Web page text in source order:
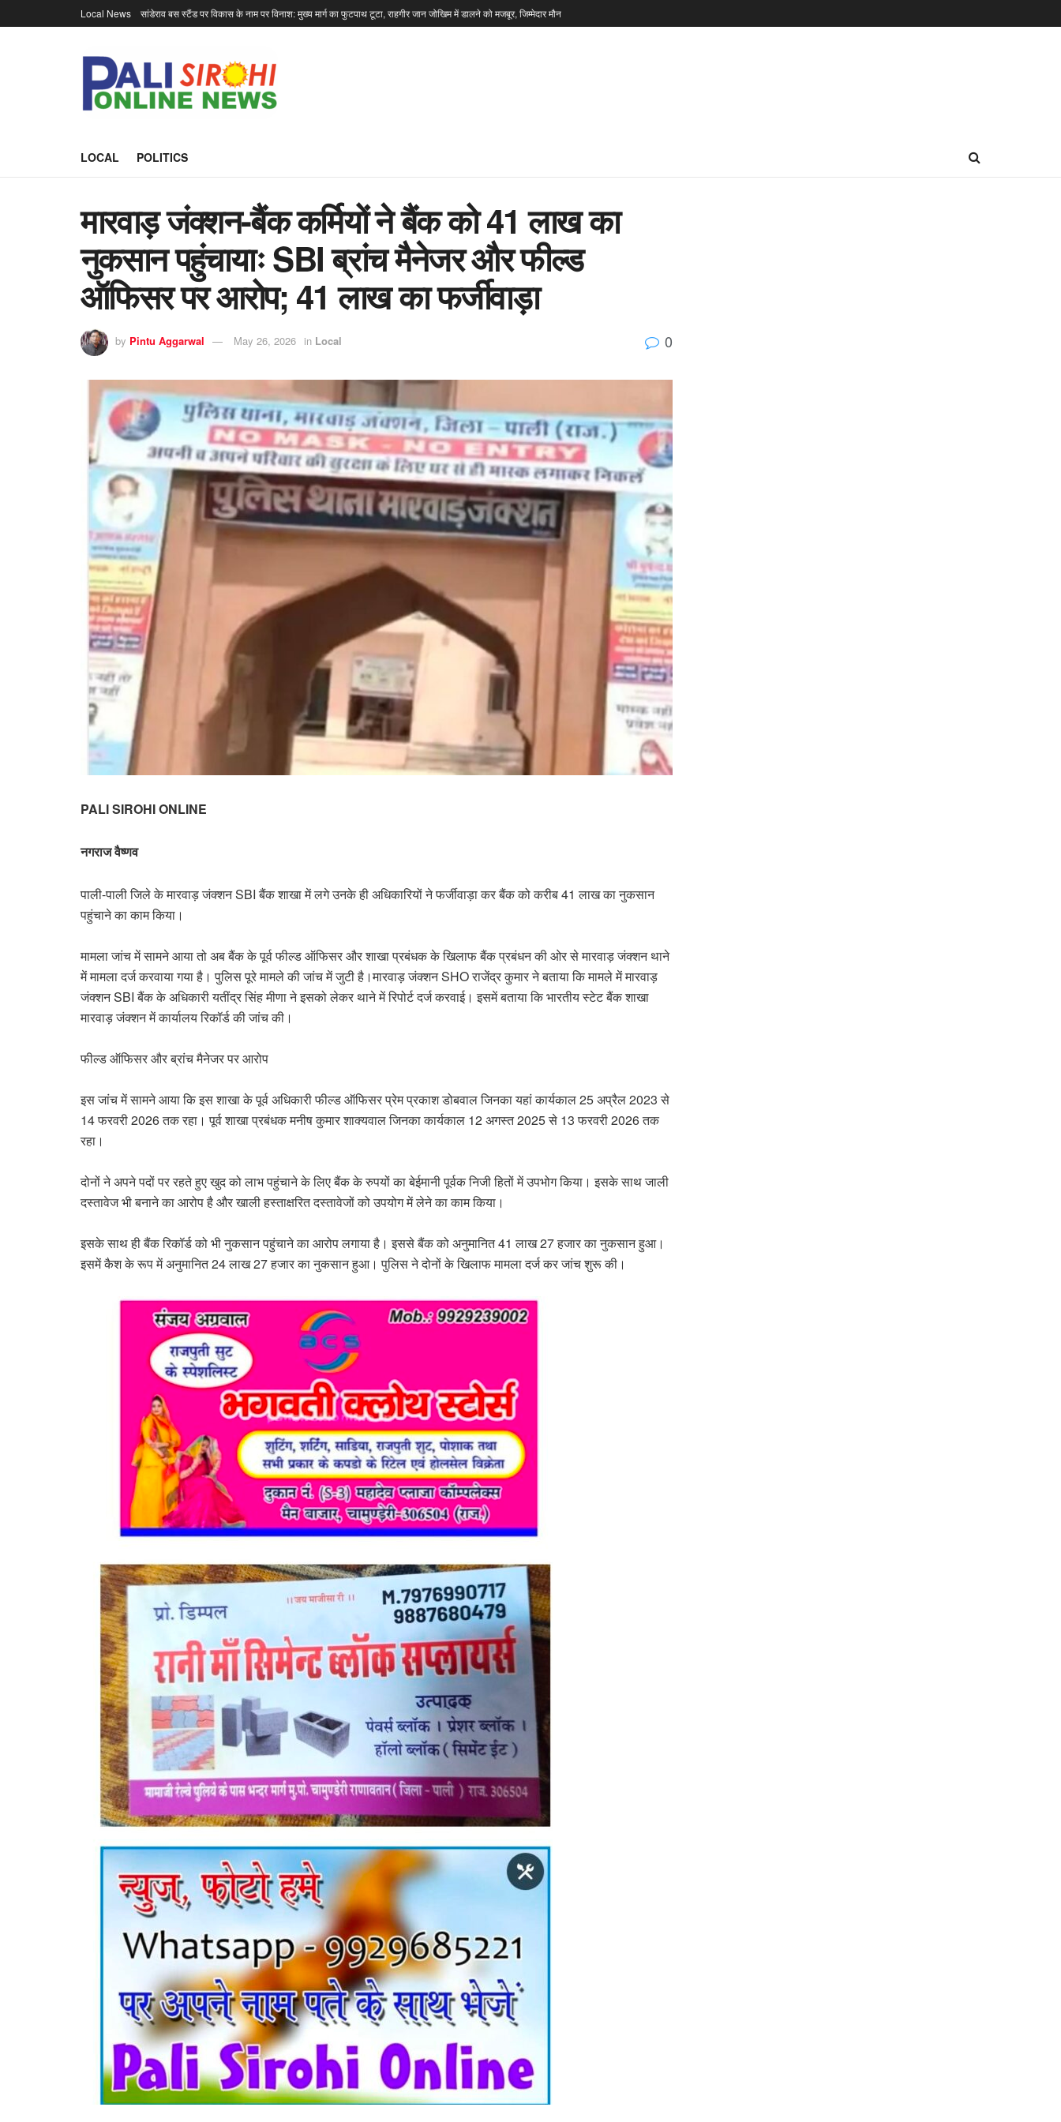
Local News सांडेराव बस स्टैंड पर विकास के नाम पर विनाश: मुख्य मार्ग का फुटपाथ टूटा, राहगीर जान जोखिम में डालने को मजबूर, जिम्मेदार मौन
LOCAL POLITICS
मारवाड़ जंक्शन-बैंक कर्मियों ने बैंक को 41 लाख का
नुकसान पहुंचायाः SBI ब्रांच मैनेजर और फील्ड
ऑफिसर पर आरोप; 41 लाख का फर्जीवाड़ा
by Pintu Aggarwal May 26, 2026 in Local 0
PALI SIROHI ONLINE
नगराज वैष्णव
पाली-पाली जिले के मारवाड़ जंक्शन SBI बैंक शाखा में लगे उनके ही अधिकारियों ने फर्जीवाड़ा कर बैंक को करीब 41 लाख का नुकसान
पहुंचाने का काम किया।
मामला जांच में सामने आया तो अब बैंक के पूर्व फील्ड ऑफिसर और शाखा प्रबंधक के खिलाफ बैंक प्रबंधन की ओर से मारवाड़ जंक्शन थाने
में मामला दर्ज करवाया गया है। पुलिस पूरे मामले की जांच में जुटी है।मारवाड़ जंक्शन SHO राजेंद्र कुमार ने बताया कि मामले में मारवाड़
जंक्शन SBI बैंक के अधिकारी यतींद्र सिंह मीणा ने इसको लेकर थाने में रिपोर्ट दर्ज करवाई। इसमें बताया कि भारतीय स्टेट बैंक शाखा
मारवाड़ जंक्शन में कार्यालय रिकॉर्ड की जांच की।
फील्ड ऑफिसर और ब्रांच मैनेजर पर आरोप
इस जांच में सामने आया कि इस शाखा के पूर्व अधिकारी फील्ड ऑफिसर प्रेम प्रकाश डोबवाल जिनका यहां कार्यकाल 25 अप्रैल 2023 से
14 फरवरी 2026 तक रहा। पूर्व शाखा प्रबंधक मनीष कुमार शाक्यवाल जिनका कार्यकाल 12 अगस्त 2025 से 13 फरवरी 2026 तक
रहा।
दोनों ने अपने पदों पर रहते हुए खुद को लाभ पहुंचाने के लिए बैंक के रुपयों का बेईमानी पूर्वक निजी हितों में उपभोग किया। इसके साथ जाली
दस्तावेज भी बनाने का आरोप है और खाली हस्ताक्षरित दस्तावेजों को उपयोग में लेने का काम किया।
इसके साथ ही बैंक रिकॉर्ड को भी नुकसान पहुंचाने का आरोप लगाया है। इससे बैंक को अनुमानित 41 लाख 27 हजार का नुकसान हुआ।
इसमें कैश के रूप में अनुमानित 24 लाख 27 हजार का नुकसान हुआ। पुलिस ने दोनों के खिलाफ मामला दर्ज कर जांच शुरू की।